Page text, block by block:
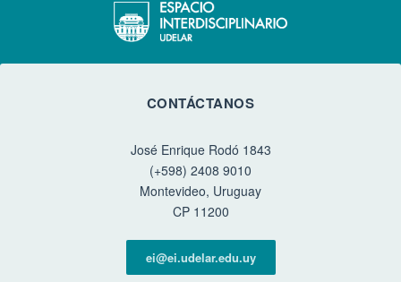
CONTÁCTANOS
José Enrique Rodó 1843
(+598) 2408 9010
Montevideo, Uruguay
CP 11200
ei@ei.udelar.edu.uy